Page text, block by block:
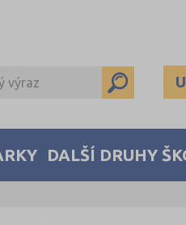
DALŠÍ DRUHY